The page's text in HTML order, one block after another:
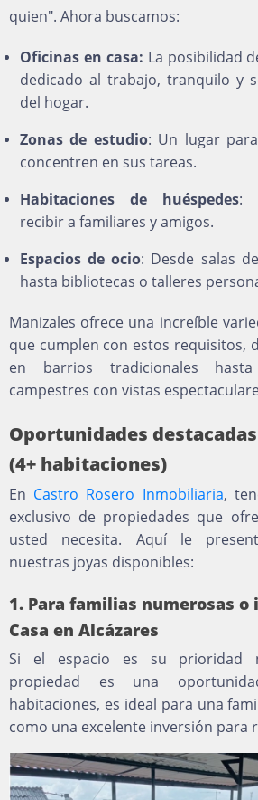
quien". Ahora buscamos:
Oficinas en casa: La posibilidad
dedicado al trabajo, tranquilo y
del hogar.
Zonas de estudio: Un lugar
concentren en sus tareas.
Habitaciones de huéspedes:
recibir a familiares y amigos.
Espacios de ocio: Desde salas
hasta bibliotecas o talleres
Manizales ofrece una increíble
que cumplen con estos requisitos,
en barrios tradicionales
campestres con vistas
Oportunidades
(4+ habitaciones)
En Castro Rosero Inmobiliaria,
exclusivo de propiedades que
usted necesita. Aquí le
nuestras joyas disponibles:
1. Para familias numerosas
Casa en Alcázares
Si el espacio es su prioridad
propiedad es una
habitaciones, es ideal para una
como una excelente inversión para